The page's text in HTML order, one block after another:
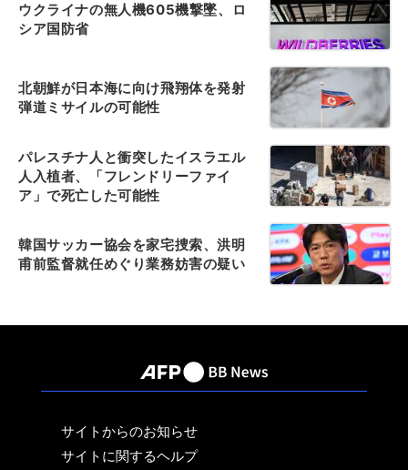
ウクライナの無人機605機撃墜、ロ
シア国防省
北朝鮮が日本海に向け飛翔体を発射
弾道ミサイルの可能性
パレスチナ人と衝突したイスラエル
人入植者、「フレンドリーファイ
ア」で死亡した可能性
韓国サッカー協会を家宅捜索、洪明
甫前監督就任めぐり業務妨害の疑い
サイトからのお知らせ
サイトに関するヘルプ